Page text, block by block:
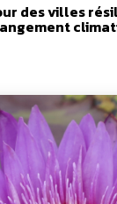
des villes